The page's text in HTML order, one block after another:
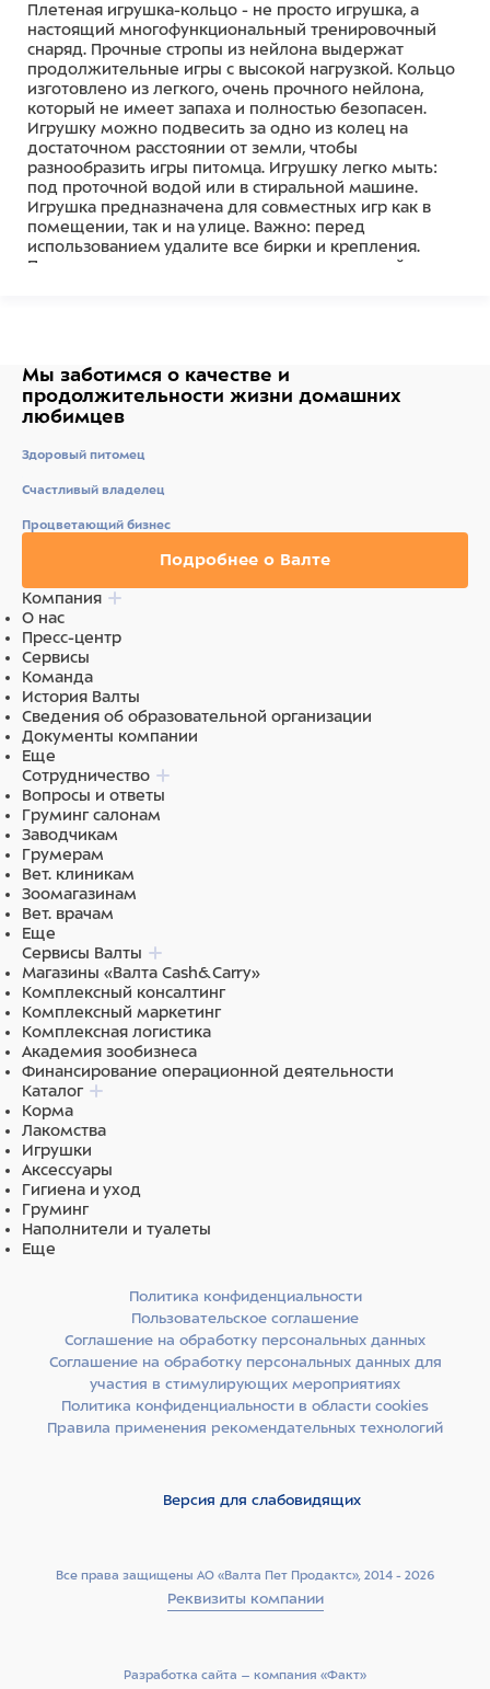
Плетеная игрушка-кольцо - не просто игрушка, а
настоящий многофункциональный тренировочный
снаряд. Прочные стропы из нейлона выдержат
продолжительные игры с высокой нагрузкой. Кольцо
изготовлено из легкого, очень прочного нейлона,
который не имеет запаха и полностью безопасен.
Игрушку можно подвесить за одно из колец на
достаточном расстоянии от земли, чтобы
разнообразить игры питомца. Игрушку легко мыть:
под проточной водой или в стиральной машине.
Игрушка предназначена для совместных игр как в
помещении, так и на улице. Важно: перед
использованием удалите все бирки и крепления.
Прекратите использовать игрушку, если на ней
Полиэстер
Мы заботимся о качестве и
продолжительности жизни домашних
любимцев
Здоровый питомец
Счастливый владелец
Процветающий бизнес
Подробнее о Валте
Компания
О нас
Пресс-центр
Сервисы
Команда
История Валты
Сведения об образовательной организации
Документы компании
Еще
Сотрудничество
Вопросы и ответы
Груминг салонам
Заводчикам
Грумерам
Вет. клиникам
Зоомагазинам
Вет. врачам
Еще
Сервисы Валты
Магазины «Валта Cash&Carry»
Комплексный консалтинг
Комплексный маркетинг
Комплексная логистика
Академия зообизнеса
Финансирование операционной деятельности
Каталог
Корма
Лакомства
Игрушки
Аксессуары
Гигиена и уход
Груминг
Наполнители и туалеты
Еще
Все права защищены АО «Валта Пет Продактс», 2014 - 2026
Реквизиты компании
Политика конфиденциальности
Пользовательское соглашение
Соглашение на обработку персональных данных
Соглашение на обработку персональных данных для
участия в стимулирующих мероприятиях
Политика конфиденциальности в области cookies
Правила применения рекомендательных технологий
Версия для слабовидящих
Разработка сайта –­ компания «Факт»